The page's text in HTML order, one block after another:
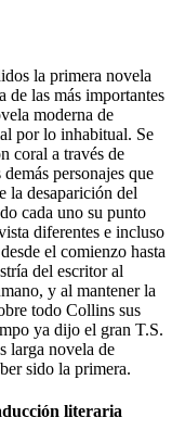
la primera novela
de las más importantes
moderna de
por lo inhabitual. Se
coral a través de
personajes que
la desaparición del
cada uno su punto
diferentes e incluso
el comienzo hasta
del escritor al
y al mantener la
todo Collins sus
ya dijo el gran T.S.
larga novela de
sido la primera.
literaria